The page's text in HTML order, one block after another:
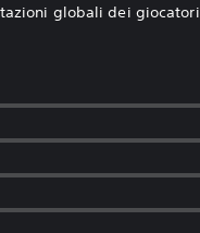
globali dei giocatori